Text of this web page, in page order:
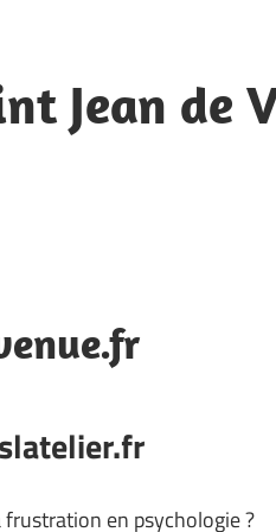
Jean de
frustration en psychologie ?